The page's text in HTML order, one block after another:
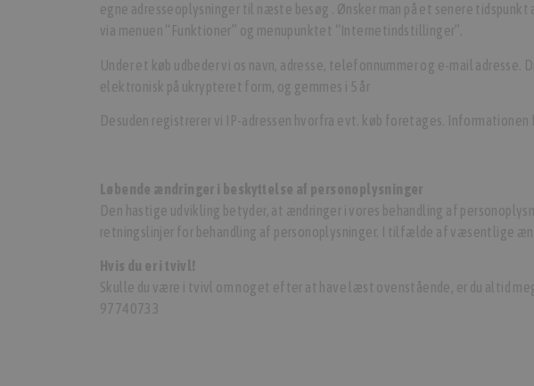
egne adresseoplysninger til næste besøg . Ønsker man på et senere
via menuen “Funktioner” og menupunktet “Internetindstillinger”.
Under et køb udbeder vi os navn, adresse, telefonnummer og e-mail
elektronisk på ukrypteret form, og gemmes i 5 år
Desuden registrerer vi IP-adressen hvorfra evt. køb foretages.
Løbende ændringer i beskyttelse af personoplysninger
Den hastige udvikling betyder, at ændringer i vores behandling af
retningslinjer for behandling af personoplysninger. I tilfælde af væsentlige
Hvis du er i tvivl!
Skulle du være i tvivl om noget efter at have læst ovenstående, er du altid
97740733